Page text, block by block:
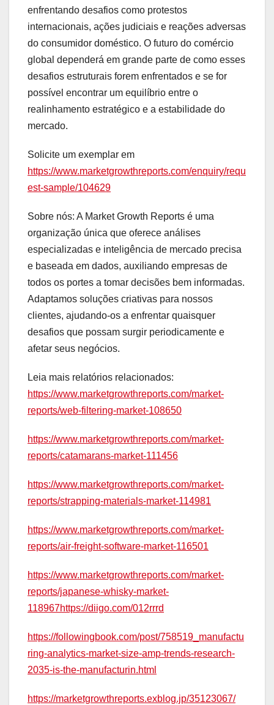
enfrentando desafios como protestos
internacionais, ações judiciais e reações adversas
do consumidor doméstico. O futuro do comércio
global dependerá em grande parte de como esses
desafios estruturais forem enfrentados e se for
possível encontrar um equilíbrio entre o
realinhamento estratégico e a estabilidade do
mercado.
Solicite um exemplar em
https://www.marketgrowthreports.com/enquiry/requ
est-sample/104629
Sobre nós: A Market Growth Reports é uma
organização única que oferece análises
especializadas e inteligência de mercado precisa
e baseada em dados, auxiliando empresas de
todos os portes a tomar decisões bem informadas.
Adaptamos soluções criativas para nossos
clientes, ajudando-os a enfrentar quaisquer
desafios que possam surgir periodicamente e
afetar seus negócios.
Leia mais relatórios relacionados:
https://www.marketgrowthreports.com/market-
reports/web-filtering-market-108650
https://www.marketgrowthreports.com/market-
reports/catamarans-market-111456
https://www.marketgrowthreports.com/market-
reports/strapping-materials-market-114981
https://www.marketgrowthreports.com/market-
reports/air-freight-software-market-116501
https://www.marketgrowthreports.com/market-
reports/japanese-whisky-market-
118967https://diigo.com/012rrrd
https://followingbook.com/post/758519_manufactu
ring-analytics-market-size-amp-trends-research-
2035-is-the-manufacturin.html
https://marketgrowthreports.exblog.jp/35123067/